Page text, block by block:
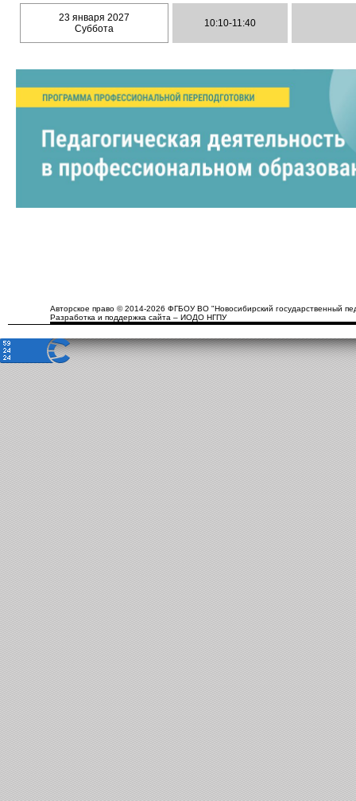
23 января 2027
Суббота
10:10-11:40
Авторское право © 2014-2026 ФГБОУ ВО "Новосибирский государственный
Разработка и поддержка сайта – ИОДО НГПУ